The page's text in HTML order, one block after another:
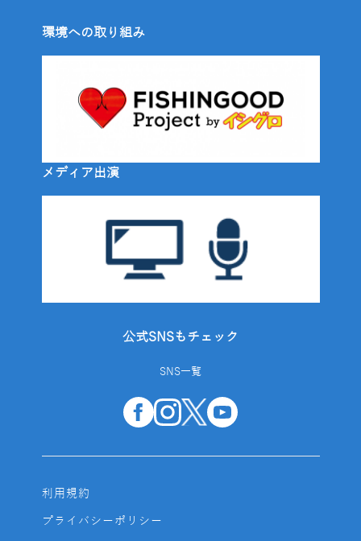
環境への取り組み
メディア出演
公式SNSもチェック
SNS一覧
利用規約
プライバシーポリシー